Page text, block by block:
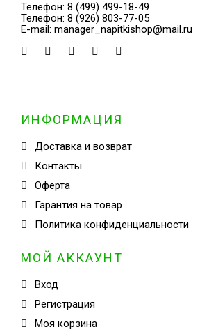
Телефон: 8 (499) 499-18-49
Телефон: 8 (926) 803-77-05
E-mail: manager_napitkishop@mail.ru
ИНФОРМАЦИЯ
Доставка и возврат
Контакты
Оферта
Гарантия на товар
Политика конфиденциальности
МОЙ АККАУНТ
Вход
Регистрация
Моя корзина